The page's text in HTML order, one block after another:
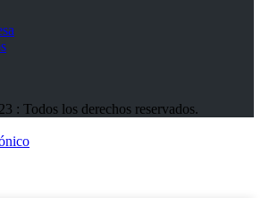
: Todos los derechos reservados.